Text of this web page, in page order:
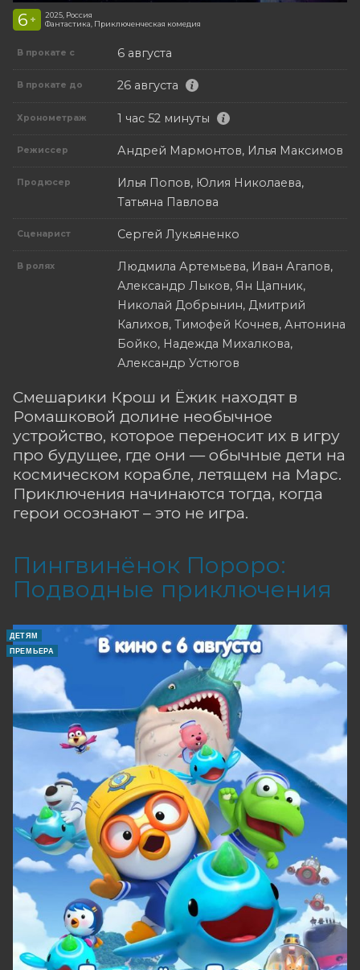
6 +
2025, Россия
Фантастика, Приключенческая комедия
В прокате с 6 августа
В прокате до 26 августа
Хронометраж 1 час 52 минуты
Режиссер Андрей Мармонтов, Илья Максимов
Продюсер
Илья Попов, Юлия Николаева,
Татьяна Павлова
Сценарист Сергей Лукьяненко
В ролях
Людмила Артемьева, Иван Агапов,
Александр Лыков, Ян Цапник,
Николай Добрынин, Дмитрий
Калихов, Тимофей Кочнев, Антонина
Бойко, Надежда Михалкова,
Александр Устюгов
Смешарики Крош и Ёжик находят в
Ромашковой долине необычное
устройство, которое переносит их в игру
про будущее, где они — обычные дети на
космическом корабле, летящем на Марс.
Приключения начинаются тогда, когда
герои осознают – это не игра.
Пингвинёнок Пороро:
Подводные приключения
ДЕТЯМ
ПРЕМЬЕРА